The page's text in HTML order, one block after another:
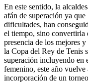
En este sentido, la
afán de superación ya
dificultades, han
el tiempo, sino convertirla
presencia de los mejores
la Copa del Rey de Tenis
superación incluyendo en
femenino, este año
incorporación de un